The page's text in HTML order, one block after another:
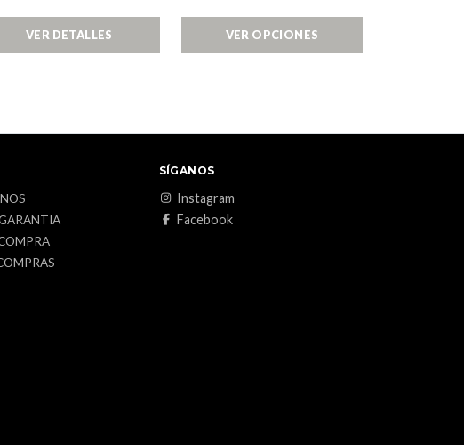
VER DETALLES VER OPCIONES
SÍGANOS
Instagram
Facebook